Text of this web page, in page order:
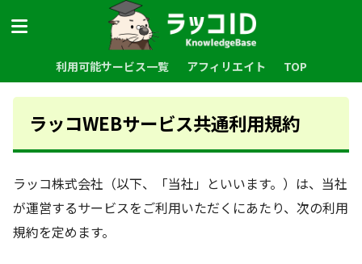
利用可能サービス一覧 アフィリエイト TOP
ラッコWEBサービス共通利用規約
ラッコ株式会社（以下、「当社」といいます。）は、当社
が運営するサービスをご利用いただくにあたり、次の利用
規約を定めます。